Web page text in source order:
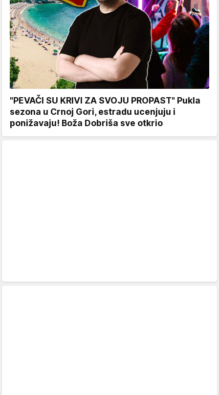
"PEVAČI SU KRIVI ZA SVOJU PROPAST" Pukla
sezona u Crnoj Gori, estradu ucenjuju i
ponižavaju! Boža Dobriša sve otkrio